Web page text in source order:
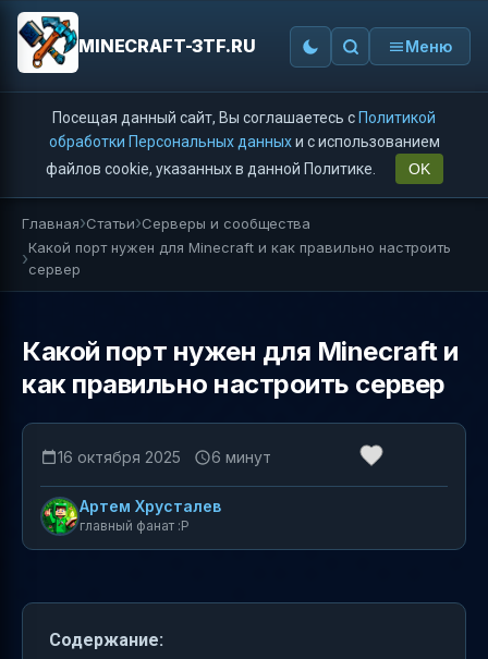
MINECRAFT-3TF.RU Меню
Посещая данный сайт, Вы соглашаетесь с Политикой
обработки Персональных данныхи с использованием
файлов cookie, указанных в данной Политике.
OK
Главная Статьи Серверы и сообщества
Какой порт нужен для Minecraft и как правильно настроить
сервер
Какой порт нужен для Minecraft и
как правильно настроить сервер
16 октября 2025 6 минут
Артем Хрусталев
главный фанат :P
Содержание: